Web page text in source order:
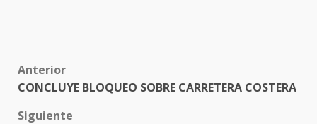
Post
navigation
Anterior
CONCLUYE BLOQUEO SOBRE CARRETERA COSTERA
Siguiente